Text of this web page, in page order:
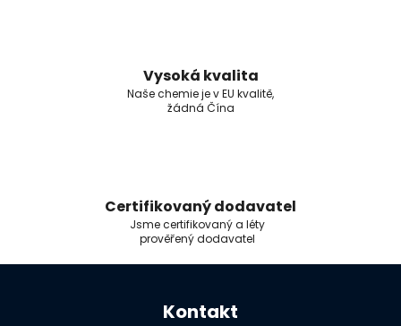
Vysoká kvalita
Naše chemie je v EU kvalitě,
žádná Čína
Certifikovaný dodavatel
Jsme certifikovaný a léty
prověřený dodavatel
Z
Kontakt